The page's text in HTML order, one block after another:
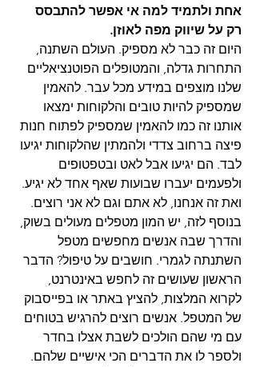
אחת ולתמיד למה אי אפשר להתבסס
רק על שיווק מפה לאוזן.
היום זה כבר לא מספיק. העולם השתנה,
התחרות גדלה, והמטופלים הפוטנציאליים
שלנו מוצפים במידע מכל עבר. להאמין
שמספיק להיות טובים והלקוחות ימצאו
אותנו זה כמו להאמין שמספיק לפתוח חנות
פיצה ברחוב צדדי ולהמתין שהלקוחות יגיעו
לבד. הם יגיעו אבל לאט ובטפטופים
ולפעמים יעברו שבועות שאף אחד לא יגיע.
ואת זה אנחנו, לא אתם וגם לא אני רוצים.
בנוסף לזה, יש המון מטפלים מעולים בשוק,
והדרך שבה אנשים מחפשים מטפל
השתנתה לגמרי. חושבים על טיפול? הדבר
הראשון שעושים זה לחפש באינטרנט,
לקרוא המלצות, להציץ באתר או בפייסבוק
של המטפל. אנשים רוצים להרגיש בטוחים
עם מי שהם הולכים לשבת אצלו בחדר
ולספר לו את הדברים הכי אישיים שלהם.